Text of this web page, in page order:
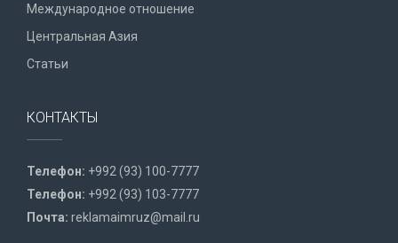
Международное отношение
Центральная Азия
Статьи
КОНТАКТЫ
Телефон: +992 (93) 100-7777
Телефон: +992 (93) 103-7777
Почта: reklamaimruz@mail.ru